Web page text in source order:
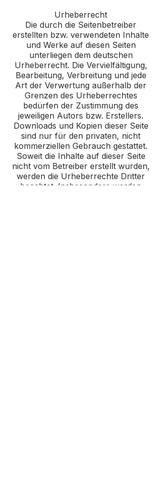
Urheberrecht
Die durch die Seitenbetreiber
erstellten bzw. verwendeten Inhalte
und Werke auf diesen Seiten
unterliegen dem deutschen
Urheberrecht. Die Vervielfältigung,
Bearbeitung, Verbreitung und jede
Art der Verwertung außerhalb der
Grenzen des Urheberrechtes
bedürfen der Zustimmung des
jeweiligen Autors bzw. Erstellers.
Downloads und Kopien dieser Seite
sind nur für den privaten, nicht
kommerziellen Gebrauch gestattet.
Soweit die Inhalte auf dieser Seite
nicht vom Betreiber erstellt wurden,
werden die Urheberrechte Dritter
beachtet. Insbesondere werden